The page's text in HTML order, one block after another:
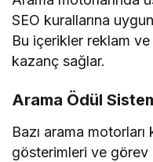
SEO kurallarına
Bu içerikler reklam
kazanç sağlar.
Arama Ödül
Bazı arama motorları
gösterimleri ve görev